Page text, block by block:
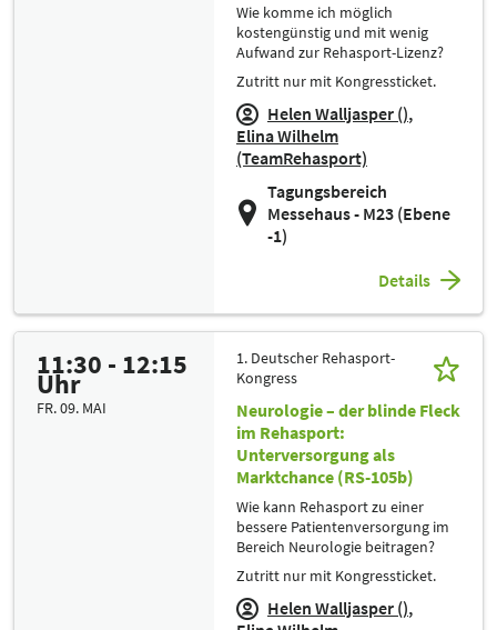
Wie komme ich möglich
kostengünstig und mit wenig
Aufwand zur Rehasport-Lizenz?
Zutritt nur mit Kongressticket.
Helen Walljasper ()
Elina Wilhelm
(TeamRehasport)
Tagungsbereich
Messehaus - M23 (Ebene
-1)
Details
11:30 - 12:15
Uhr
FR. 09. MAI
1. Deutscher Rehasport-
Kongress
Neurologie – der blinde Fleck
im Rehasport:
Unterversorgung als
Marktchance (RS-105b)
Wie kann Rehasport zu einer
bessere Patientenversorgung im
Bereich Neurologie beitragen?
Zutritt nur mit Kongressticket.
Helen Walljasper ()